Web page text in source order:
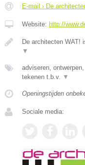
E-mail › De
Website: http://
De architecten WAT!
▼
adviseren,
tekenen t.b.v.
▼
Openingstijden
Sociale media: